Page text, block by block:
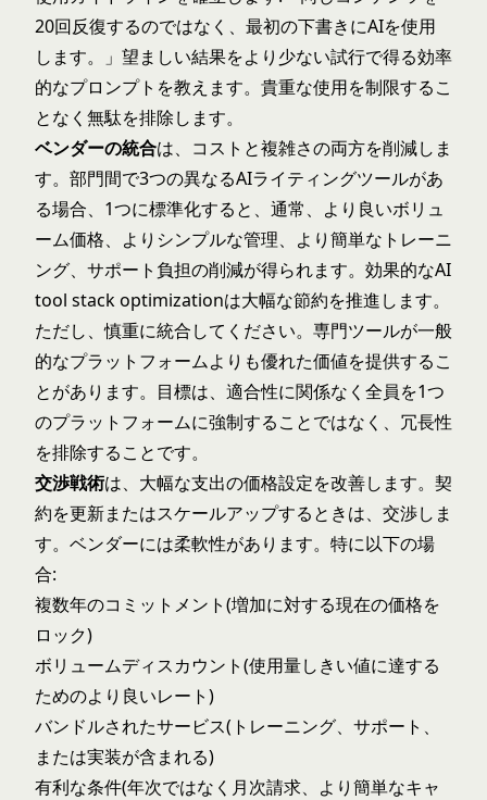
20回反復するのではなく、最初の下書きにAIを使用
します。」望ましい結果をより少ない試行で得る効率
的なプロンプトを教えます。貴重な使用を制限するこ
となく無駄を排除します。
ベンダーの統合は、コストと複雑さの両方を削減しま
す。部門間で3つの異なるAIライティングツールがあ
る場合、1つに標準化すると、通常、より良いボリュ
ーム価格、よりシンプルな管理、より簡単なトレーニ
ング、サポート負担の削減が得られます。効果的なAI
tool stack optimizationは大幅な節約を推進します。
ただし、慎重に統合してください。専門ツールが一般
的なプラットフォームよりも優れた価値を提供するこ
とがあります。目標は、適合性に関係なく全員を1つ
のプラットフォームに強制することではなく、冗長性
を排除することです。
交渉戦術は、大幅な支出の価格設定を改善します。契
約を更新またはスケールアップするときは、交渉しま
す。ベンダーには柔軟性があります。特に以下の場
合:
複数年のコミットメント(増加に対する現在の価格を
ロック)
ボリュームディスカウント(使用量しきい値に達する
ためのより良いレート)
バンドルされたサービス(トレーニング、サポート、
または実装が含まれる)
有利な条件(年次ではなく月次請求、より簡単なキャ